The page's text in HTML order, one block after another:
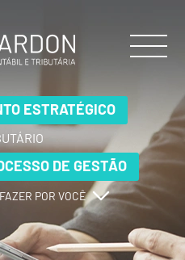
ESTRATÉGICO
DE GESTÃO
POR VOCÊ
ESTRATÉGICO
DE GESTÃO
POR VOCÊ
ESTRATÉGICO
DE GESTÃO
POR VOCÊ